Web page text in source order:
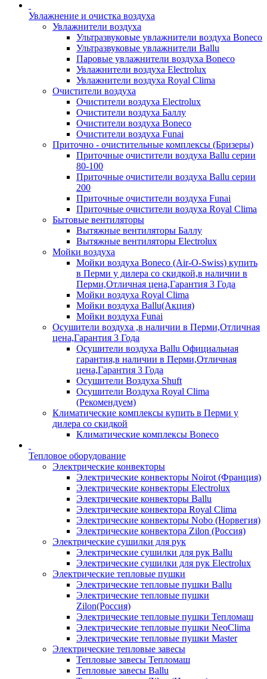
Увлажнение и очистка воздуха
Увлажнители воздуха
Ультразвуковые увлажнители воздуха Boneco
Ультразвуковые увлажнители Ballu
Паровые увлажнители воздуха Boneco
Увлажнители воздуха Electrolux
Увлажнители воздуха Royal Clima
Очистители воздуха
Очистители воздуха Electrolux
Очистители воздуха Баллу
Очистители воздуха Boneco
Очистители воздуха Funai
Приточно - очистительные комплексы (Бризеры)
Приточные очистители воздуха Ballu серии
80-100
Приточные очистители воздуха Ballu серии
200
Приточные очистители воздуха Funai
Приточные очистители воздуха Royal Clima
Бытовые вентиляторы
Вытяжные вентиляторы Баллу
Вытяжные вентиляторы Electrolux
Мойки воздуха
Мойки воздуха Boneco (Air-O-Swiss) купить
в Перми у дилера со скидкой,в наличии в
Перми,Отличная цена,Гарантия 3 Года
Мойки воздуха Royal Clima
Мойки воздуха Ballu(Акция)
Мойки воздуха Funai
Осушители воздуха ,в наличии в Перми,Отличная
цена,Гарантия 3 Года
Осушители воздуха Ballu Официальная
гарантия,в наличии в Перми,Отличная
цена,Гарантия 3 Года
Осушители Воздуха Shuft
Осушители Воздуха Royal Clima
(Рекомендуем)
Климатические комплексы купить в Перми у
дилера со скидкой
Климатические комплексы Boneсo
Тепловое оборудование
Электрические конвекторы
Электрические конвекторы Noirot (Франция)
Электрические конвекторы Electrolux
Электрические конвекторы Ballu
Электрические конвектора Royal Clima
Электрические конвекторы Nobo (Норвегия)
Электрические конвектора Zilon (Россия)
Электрические сушилки для рук
Электрические сушилки для рук Ballu
Электрические сушилки для рук Electrolux
Электрические тепловые пушки
Электрические тепловые пушки Ballu
Электрические тепловые пушки
Zilon(Россия)
Электрические тепловые пушки Тепломаш
Электрические тепловые пушки NeoClima
Электрические тепловые пушки Master
Электрические тепловые завесы
Тепловые завесы Тепломаш
Тепловые завесы Ballu